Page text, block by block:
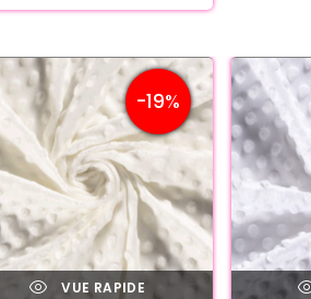
-19%
VUE RAPIDE